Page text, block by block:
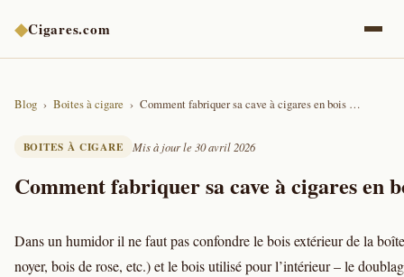
◆Cigares.com
Blog Boites à cigare Comment fabriquer sa cave à cigares en bois …
BOITES À CIGARE Mis à jour le 30 avril 2026
Comment fabriquer sa cave à cigares en
Dans un humidor il ne faut pas confondre le bois extérieur de la
noyer, bois de rose, etc.) et le bois utilisé pour l’intérieur – le